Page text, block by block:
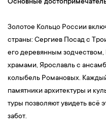
Основные
Золотое Кольцо России
страны: Сергиев Посад с
его деревянным
храмами, Ярославль с
колыбель Романовых.
памятники архитектуры и
туры позволяют увидеть всё
забот.